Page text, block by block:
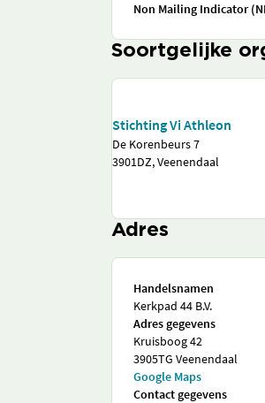
Non Mailing Indicator
Soortgelijke
Stichting Vi Athleon
De Korenbeurs 7
3901DZ, Veenendaal
Adres
Handelsnamen
Kerkpad 44 B.V.
Adres gegevens
Kruisboog 42
3905TG Veenendaal
Google Maps
Contact gegevens